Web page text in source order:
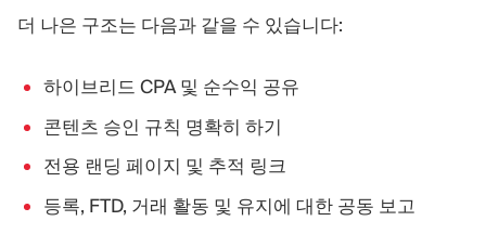
더 나은 구조는 다음과 같을 수 있습니다:
하이브리드 CPA 및 순수익 공유
콘텐츠 승인 규칙 명확히 하기
전용 랜딩 페이지 및 추적 링크
등록, FTD, 거래 활동 및 유지에 대한 공동 보고